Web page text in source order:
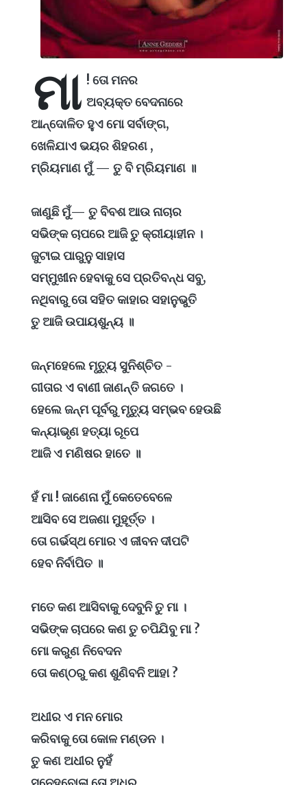
ମା ! ତୋ ମନର
ଅବ୍ୟକ୍ତ ବେଦନାରେ
ଆନ୍ଦୋଳିତ ହୁଏ ମୋ ସର୍ବାଙ୍ଗ,
ଖେଳିଯାଏ ଭୟର ଶିହରଣ ,
ମ୍ରିୟମାଣ ମୁଁ — ତୁ ବି ମ୍ରିୟମାଣ ॥
ଜାଣୁଛି ମୁଁ— ତୁ ବିବଶ ଆଉ ନାଚାର
ସଭିଙ୍କ ଚାପରେ ଆଜି ତୁ କ୍ରୀୟାହୀନ ।
ଜୁଟାଇ ପାରୁନୁ ସାହାସ
ସମ୍ମୁଖୀନ ହେବାକୁ ସେ ପ୍ରତିବନ୍ଧ ସବୁ,
ନଥିବାରୁ ତୋ ସହିତ କାହାର ସହାନୁଭୁତି
ତୁ ଆଜି ଉପାୟଶୁନ୍ୟ ॥
ଜନ୍ମହେଲେ ମୃତ୍ୟୁ ସୁନିଶ୍ଚିତ -
ଗୀତାର ଏ ବାଣୀ ଜାଣନ୍ତି ଜଗତେ ।
ହେଲେ ଜନ୍ମ ପୂର୍ବରୁ ମୃତ୍ୟୁ ସମ୍ଭବ ହେଉଛି
କନ୍ୟାଭୃଣ ହତ୍ୟା ରୂପେ
ଆଜି ଏ ମଣିଷର ହାତେ ॥
ହଁ ମା ! ଜାଣେନା ମୁଁ କେତେବେଳେ
ଆସିବ ସେ ଅଜଣା ମୁହୂର୍ତ୍ତ ।
ତୋ ଗର୍ଭସ୍ଥ ମୋର ଏ ଜୀବନ ଦୀପଟି
ହେବ ନିର୍ବାପିତ ॥
ମତେ କଣ ଆସିବାକୁ ଦେବୁନି ତୁ ମା ।
ସଭିଙ୍କ ଚାପରେ କଣ ତୁ ଚପିଯିବୁ ମା ?
ମୋ କରୁଣ ନିବେଦନ
ତୋ କଣ୍ଠରୁ କଣ ଶୁଣିବନି ଆହା ?
ଅଧୀର ଏ ମନ ମୋର
କରିବାକୁ ତୋ କୋଳ ମଣ୍ଡନ ।
ତୁ କଣ ଅଧୀର ନୁହଁ